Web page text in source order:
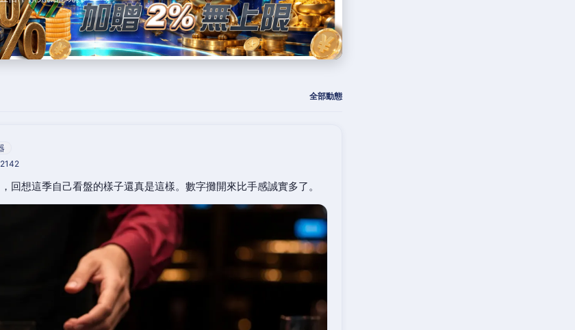
全部動態
回想這季自己看盤的樣子還真是這樣。數字攤開來比手感誠實多了。